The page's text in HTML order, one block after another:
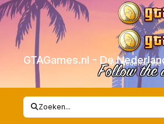
Skip to content
GTAGames.nl - DeDe Nederlandse
Follow
Zoeken...